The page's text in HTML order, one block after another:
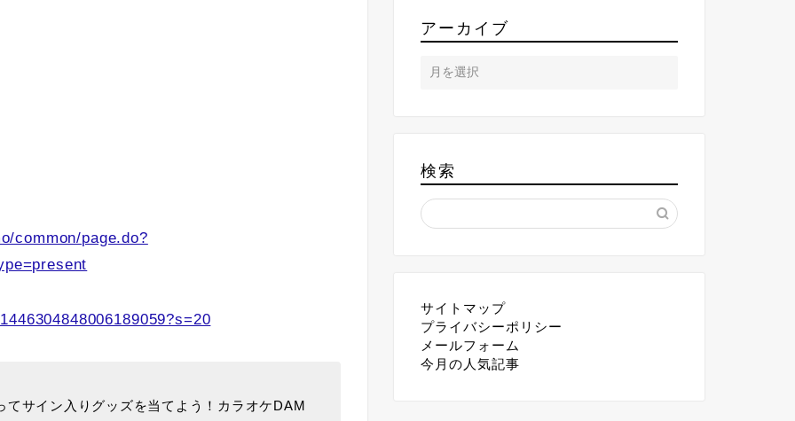
common/page.do?
サイン入りグッズを当てよう！カラオケDAM
アーカイブ
検索
サイトマップ
プライバシーポリシー
メールフォーム
今月の人気記事